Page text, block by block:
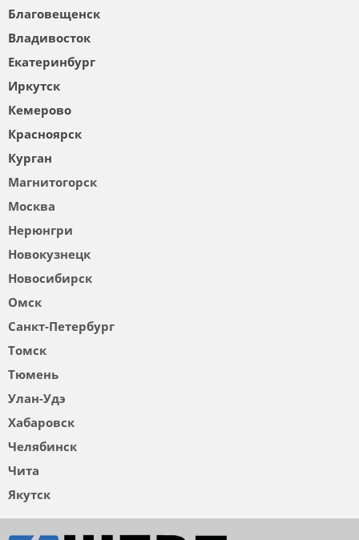
Благовещенск
Владивосток
Екатеринбург
Иркутск
Кемерово
Красноярск
Курган
Магнитогорск
Москва
Нерюнгри
Новокузнецк
Новосибирск
Омск
Санкт-Петербург
Томск
Тюмень
Улан-Удэ
Хабаровск
Челябинск
Чита
Якутск